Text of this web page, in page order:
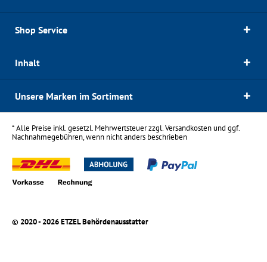
Shop Service
Inhalt
Unsere Marken im Sortiment
* Alle Preise inkl. gesetzl. Mehrwertsteuer zzgl.Versandkostenund ggf.
Nachnahmegebühren, wenn nicht anders beschrieben
© 2020 - 2026 ETZEL Behördenausstatter